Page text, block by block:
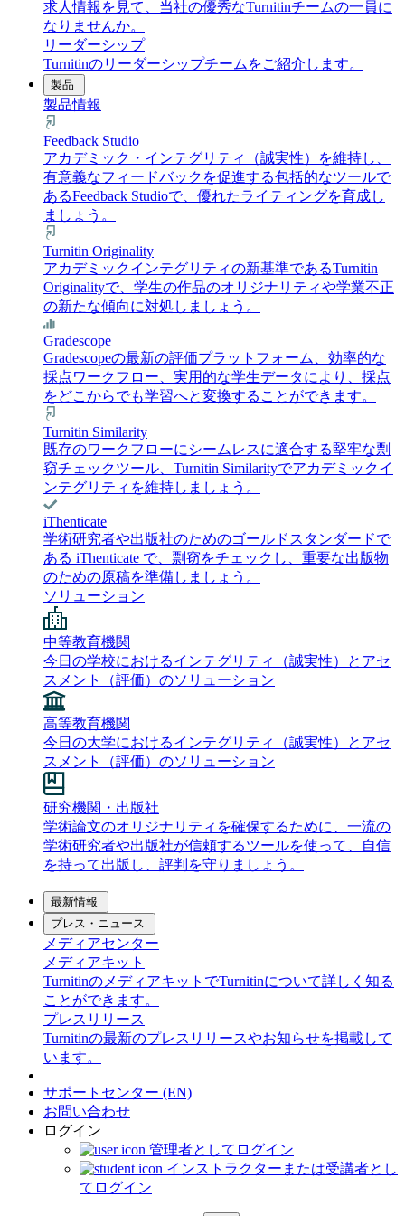
求人情報を見て、当社の優秀なTurnitinチームの一員に
なりませんか。
リーダーシップ
Turnitinのリーダーシップチームをご紹介します。
製品
製品情報
Feedback Studio
アカデミック・インテグリティ（誠実性）を維持し、
有意義なフィードバックを促進する包括的なツールで
あるFeedback Studioで、優れたライティングを育成し
ましょう。
Turnitin Originality
アカデミックインテグリティの新基準であるTurnitin
Originalityで、学生の作品のオリジナリティや学業不正
の新たな傾向に対処しましょう。
Gradescope
Gradescopeの最新の評価プラットフォーム、効率的な
採点ワークフロー、実用的な学生データにより、採点
をどこからでも学習へと変換することができます。
Turnitin Similarity
既存のワークフローにシームレスに適合する堅牢な剽
窃チェックツール、Turnitin Similarityでアカデミックイ
ンテグリティを維持しましょう。
iThenticate
学術研究者や出版社のためのゴールドスタンダードで
ある iThenticate で、剽窃をチェックし、重要な出版物
のための原稿を準備しましょう。
ソリューション
中等教育機関
今日の学校におけるインテグリティ（誠実性）とアセ
スメント（評価）のソリューション
高等教育機関
今日の大学におけるインテグリティ（誠実性）とアセ
スメント（評価）のソリューション
研究機関・出版社
学術論文のオリジナリティを確保するために、一流の
学術研究者や出版社が信頼するツールを使って、自信
を持って出版し、評判を守りましょう。
最新情報
プレス・ニュース
メディアセンター
メディアキット
TurnitinのメディアキットでTurnitinについて詳しく知る
ことができます。
プレスリリース
Turnitinの最新のプレスリリースやお知らせを掲載して
います。
サポートセンター (EN)
お問い合わせ
ログイン
管理者としてログイン
インストラクターまたは受講者とし
てログイン